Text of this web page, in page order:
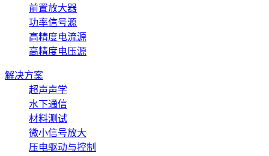
前置放大器
功率信号源
高精度电流源
高精度电压源
解决方案
超声声学
水下通信
材料测试
微小信号放大
压电驱动与控制